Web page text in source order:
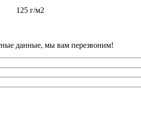
125 г/м2
данные, мы вам перезвоним!